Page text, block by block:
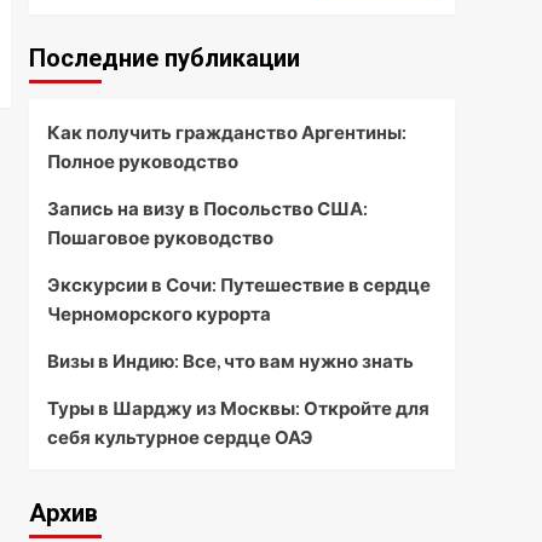
Последние публикации
Как получить гражданство Аргентины:
Полное руководство
Запись на визу в Посольство США:
Пошаговое руководство
Экскурсии в Сочи: Путешествие в сердце
Черноморского курорта
Визы в Индию: Все, что вам нужно знать
Туры в Шарджу из Москвы: Откройте для
себя культурное сердце ОАЭ
Архив